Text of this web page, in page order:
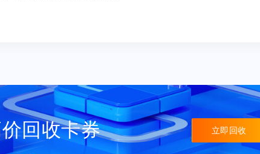
回收卡券 立即回收